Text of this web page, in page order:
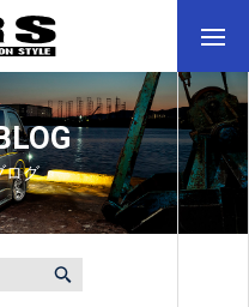
ログ